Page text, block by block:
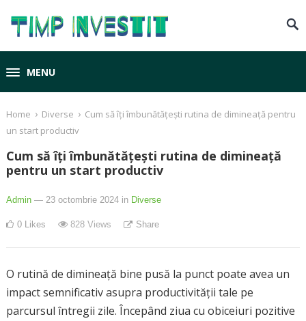
MENU
Home › Diverse › Cum să îți îmbunătățești rutina de dimineață pentru
un start productiv
Cum să îți îmbunătățești rutina de dimineață
pentru un start productiv
Admin — 23 octombrie 2024 in Diverse
0 Likes 828Views Share
O rutină de dimineață bine pusă la punct poate avea un
impact semnificativ asupra productivității tale pe
parcursul întregii zile. Începând ziua cu obiceiuri pozitive